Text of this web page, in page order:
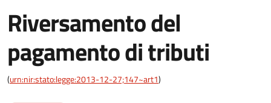
Riversamento del
pagamento di tributi
(urn:nir:stato:legge:2013-12-27;147~art1)